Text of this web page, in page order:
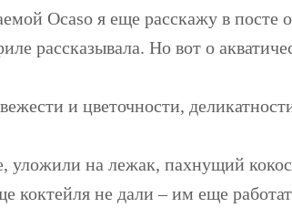
Ocaso я еще расскажу в посте о
рассказывала. Но вот о
и цветочности,
уложили на лежак, пахнущий
коктейля не дали – им еще